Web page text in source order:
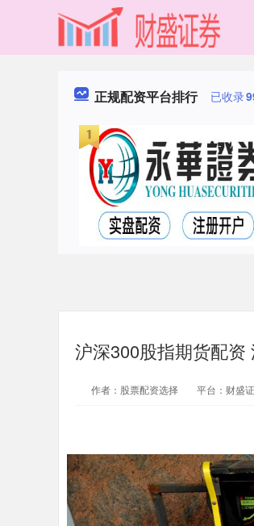
正规配资平台排行 已收录
沪深300股指期货配
作者：股票配资选择 平台：财盛